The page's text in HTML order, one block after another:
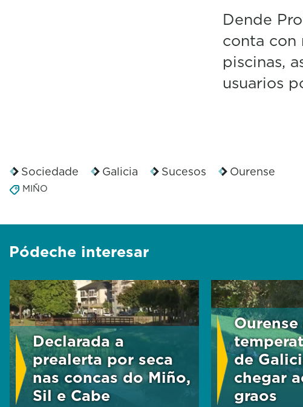
Dende
conta con
piscinas,
usuarios
Sociedade Galicia Sucesos Ourense
MIÑO
Pódeche interesar
Declarada a
prealerta por seca
nas concas do Miño,
Sil e Cabe
de
chegar
graos